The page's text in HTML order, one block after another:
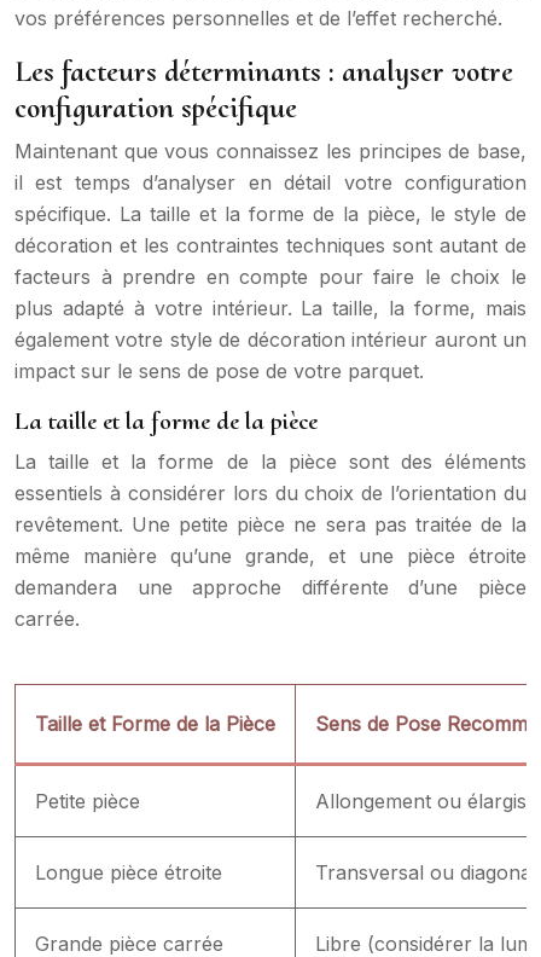
vos préférences personnelles et de l’effet recherché.
Les facteurs déterminants : analyser votre
configuration spécifique
Maintenant que vous connaissez les principes de base,
il est temps d’analyser en détail votre configuration
spécifique. La taille et la forme de la pièce, le style de
décoration et les contraintes techniques sont autant de
facteurs à prendre en compte pour faire le choix le
plus adapté à votre intérieur. La taille, la forme, mais
également votre style de décoration intérieur auront un
impact sur le sens de pose de votre parquet.
La taille et la forme de la pièce
La taille et la forme de la pièce sont des éléments
essentiels à considérer lors du choix de l’orientation du
revêtement. Une petite pièce ne sera pas traitée de la
même manière qu’une grande, et une pièce étroite
demandera une approche différente d’une pièce
carrée.
Taille et Forme de la Pièce Sens de Pose
Petite pièce Allongement ou
Longue pièce étroite Transversal ou diagonal
Grande pièce carrée Libre (considérer la